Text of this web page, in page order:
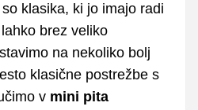
so klasika, ki jo imajo radi
brez veliko
na nekoliko bolj
klasične postrežbe s
v mini pita